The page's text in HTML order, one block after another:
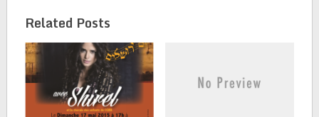
BILLANCOURT
Related Posts